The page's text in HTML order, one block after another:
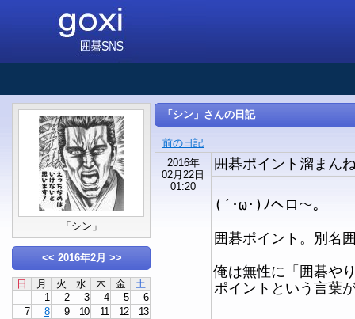
「シン」
<< 2016年2月 >>
日 月 火 水 木 金
土
1
2 3 4 5
6
7
8 9 10 11 12
13
「シン」さんの日記
前の日記
2016年
02月22日
01:20
囲碁ポイント溜まん
(´･ω･)ﾉヘロ～。
囲碁ポイント。別名
俺は無性に「囲碁や
ポイントという言葉